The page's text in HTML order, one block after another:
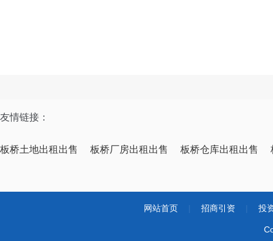
友情链接：
板桥土地出租出售 板桥厂房出租出售 板桥仓库出租出售
网站首页 招商引资 投